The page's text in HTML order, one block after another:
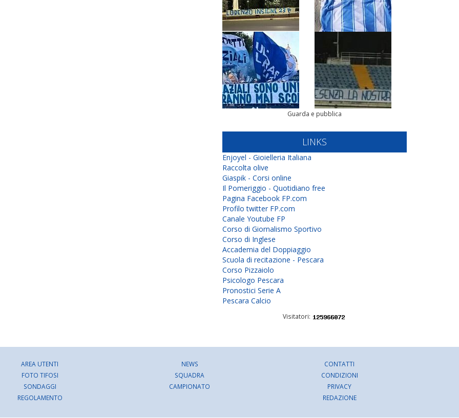
Guarda e pubblica
LINKS
Enjoyel - Gioielleria Italiana
Raccolta olive
Giaspik - Corsi online
Il Pomeriggio - Quotidiano free
Pagina Facebook FP.com
Profilo twitter FP.com
Canale Youtube FP
Corso di Giornalismo Sportivo
Corso di Inglese
Accademia del Doppiaggio
Scuola di recitazione - Pescara
Corso Pizzaiolo
Psicologo Pescara
Pronostici Serie A
Pescara Calcio
Visitatori:
AREA UTENTI
FOTO TIFOSI
SONDAGGI
REGOLAMENTO
NEWS
SQUADRA
CAMPIONATO
CONTATTI
CONDIZIONI
PRIVACY
REDAZIONE